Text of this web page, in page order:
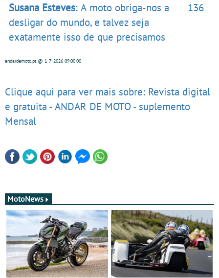
Susana Esteves: A moto obriga-nos a
desligar do mundo, e talvez seja
exatamente isso de que precisamos
136
andardemoto.pt@ 1-7-2026 09:00:00
Clique aqui para ver mais sobre: Revista digital
e gratuita - ANDAR DE MOTO - suplemento
Mensal
MotoNews